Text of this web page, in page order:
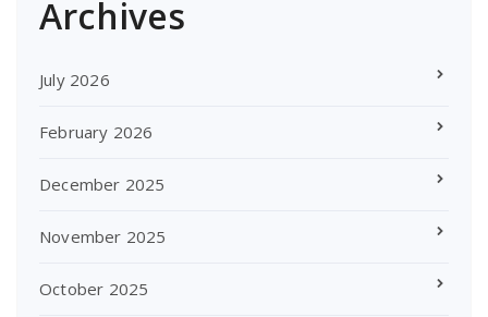
Archives
July 2026
February 2026
December 2025
November 2025
October 2025